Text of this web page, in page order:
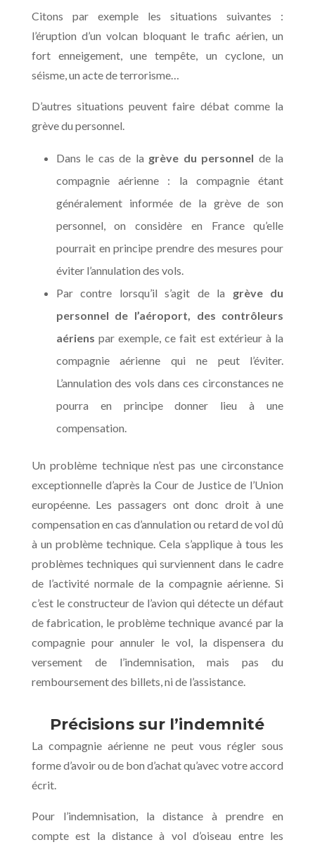
Citons par exemple les situations suivantes :
l’éruption d’un volcan bloquant le trafic aérien, un
fort enneigement, une tempête, un cyclone, un
séisme, un acte de terrorisme…
D’autres situations peuvent faire débat comme la
grève du personnel.
Dans le cas de la grève du personnel de la
compagnie aérienne : la compagnie étant
généralement informée de la grève de son
personnel, on considère en France qu’elle
pourrait en principe prendre des mesures pour
éviter l’annulation des vols.
Par contre lorsqu’il s’agit de la grève du
personnel de l’aéroport, des contrôleurs
aériens par exemple, ce fait est extérieur à la
compagnie aérienne qui ne peut l’éviter.
L’annulation des vols dans ces circonstances ne
pourra en principe donner lieu à une
compensation.
Un problème technique n’est pas une circonstance
exceptionnelle d’après la Cour de Justice de l’Union
européenne. Les passagers ont donc droit à une
compensation en cas d’annulation ou retard de vol dû
à un problème technique. Cela s’applique à tous les
problèmes techniques qui surviennent dans le cadre
de l’activité normale de la compagnie aérienne. Si
c’est le constructeur de l’avion qui détecte un défaut
de fabrication, le problème technique avancé par la
compagnie pour annuler le vol, la dispensera du
versement de l’indemnisation, mais pas du
remboursement des billets, ni de l’assistance.
Précisions sur l’indemnité
La compagnie aérienne ne peut vous régler sous
forme d’avoir ou de bon d’achat qu’avec votre accord
écrit.
Pour l’indemnisation, la distance à prendre en
compte est la distance à vol d’oiseau entre les